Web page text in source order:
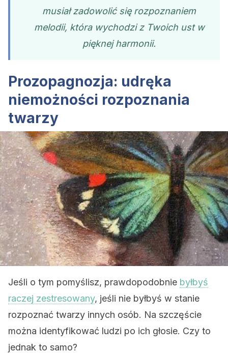
musiał zadowolić się rozpoznaniem
melodii, która wychodzi z Twoich ust w
pięknej harmonii.
Prozopagnozja: udręka
niemożności rozpoznania
twarzy
Jeśli o tym pomyślisz, prawdopodobnie byłbyś
raczej zestresowany, jeśli nie byłbyś w stanie
rozpoznać twarzy innych osób. Na szczęście
można identyfikować ludzi po ich głosie. Czy to
jednak to samo?